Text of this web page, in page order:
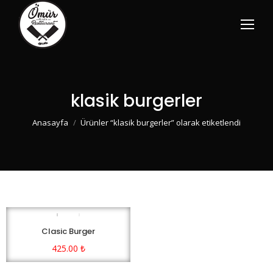
klasik burgerler
You are here:
Anasayfa Ürünler “klasik burgerler” olarak etiketlendi
Clasic Burger
425.00 ₺